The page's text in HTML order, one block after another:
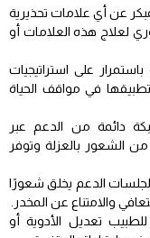
عن أي علامات تحذيرية
لعلاج هذه العلامات أو
على استراتيجيات
في مواقف الحياة
دائمة من الدعم عبر
الشعور بالعزلة وتوفر
الدعم يخلق شعورًا
والامتناع عن المخدر.
للطبيب تعديل الأدوية أو